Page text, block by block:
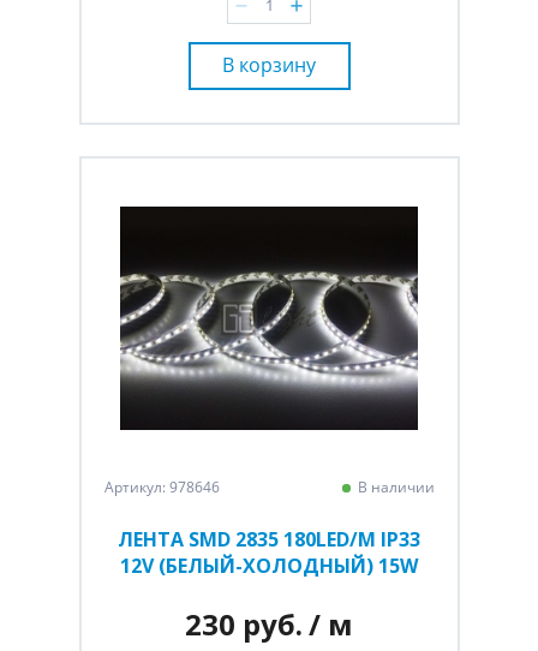
В корзину
Артикул: 978646 В наличии
ЛЕНТА SMD 2835 180LED/M IP33
12V (БЕЛЫЙ-ХОЛОДНЫЙ) 15W
230 руб./ м